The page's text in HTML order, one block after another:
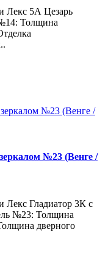
Лекс 5А Цезарь
Толщина
№23 (Венге /
Лекс Гладиатор 3К с
№23: Толщина
дверного